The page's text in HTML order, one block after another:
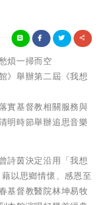
煩一掃而空
》舉辦第二屆《我想
實基督教相關服務與
明時節舉辦追思音樂
詩茵決定沿用「我想
以思鄉情懷、感恩至
基督教醫院林坤易牧